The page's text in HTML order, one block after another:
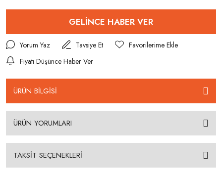
GELİNCE HABER VER
Yorum Yaz
Tavsiye Et
Fiyatı Düşünce Haber Ver
ÜRÜN BİLGİSİ
ÜRÜN YORUMLARI
TAKSİT SEÇENEKLERİ